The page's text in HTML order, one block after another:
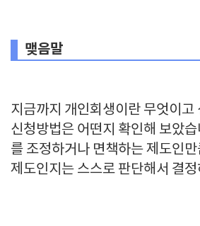
맺음말
지금까지 개인회생이란 무엇이고
신청방법은 어떤지 확인해 보았
를 조정하거나 면책하는 제도인
제도인지는 스스로 판단해서 결